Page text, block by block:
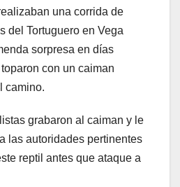
una corrida de
del Tortuguero en Vega
sorpresa en días
con un caiman
camino.
grabaron al caiman y le
las autoridades pertinentes
reptil antes que ataque a